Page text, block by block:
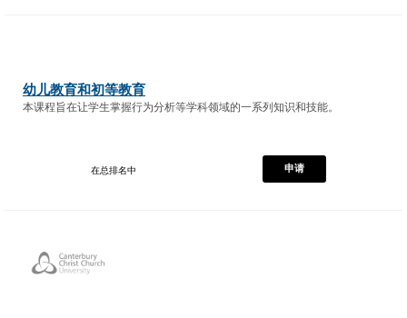
幼儿教育和初等教育
本课程旨在让学生掌握行为分析等学科领域的一系列知识和技能。
在总排名中 申请